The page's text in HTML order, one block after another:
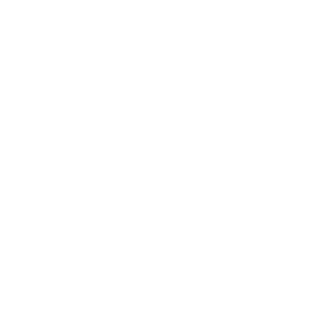
MagSafe, o colócalo en tu cargador con